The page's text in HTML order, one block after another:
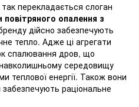
перекладається слоган
повітряного опалення з
дійсно забезпечують
тепло. Адже ці агрегати
спалювання дров, що
середовищу
теплової енергії. Також вони
раціональне